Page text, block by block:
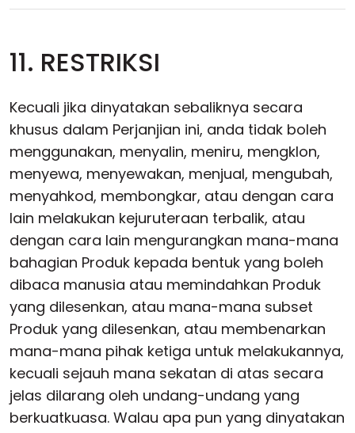
11. RESTRIKSI
Kecuali jika dinyatakan sebaliknya secara
khusus dalam Perjanjian ini, anda tidak boleh
menggunakan, menyalin, meniru, mengklon,
menyewa, menyewakan, menjual, mengubah,
menyahkod, membongkar, atau dengan cara
lain melakukan kejuruteraan terbalik, atau
dengan cara lain mengurangkan mana-mana
bahagian Produk kepada bentuk yang boleh
dibaca manusia atau memindahkan Produk
yang dilesenkan, atau mana-mana subset
Produk yang dilesenkan, atau membenarkan
mana-mana pihak ketiga untuk melakukannya,
kecuali sejauh mana sekatan di atas secara
jelas dilarang oleh undang-undang yang
berkuatkuasa. Walau apa pun yang dinyatakan